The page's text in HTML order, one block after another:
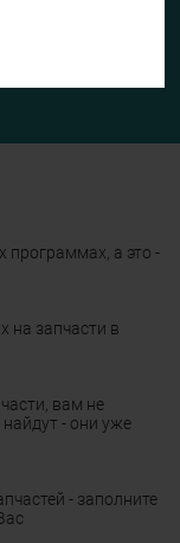
программах, а это -
на запчасти в
вам не
- они уже
- заполните